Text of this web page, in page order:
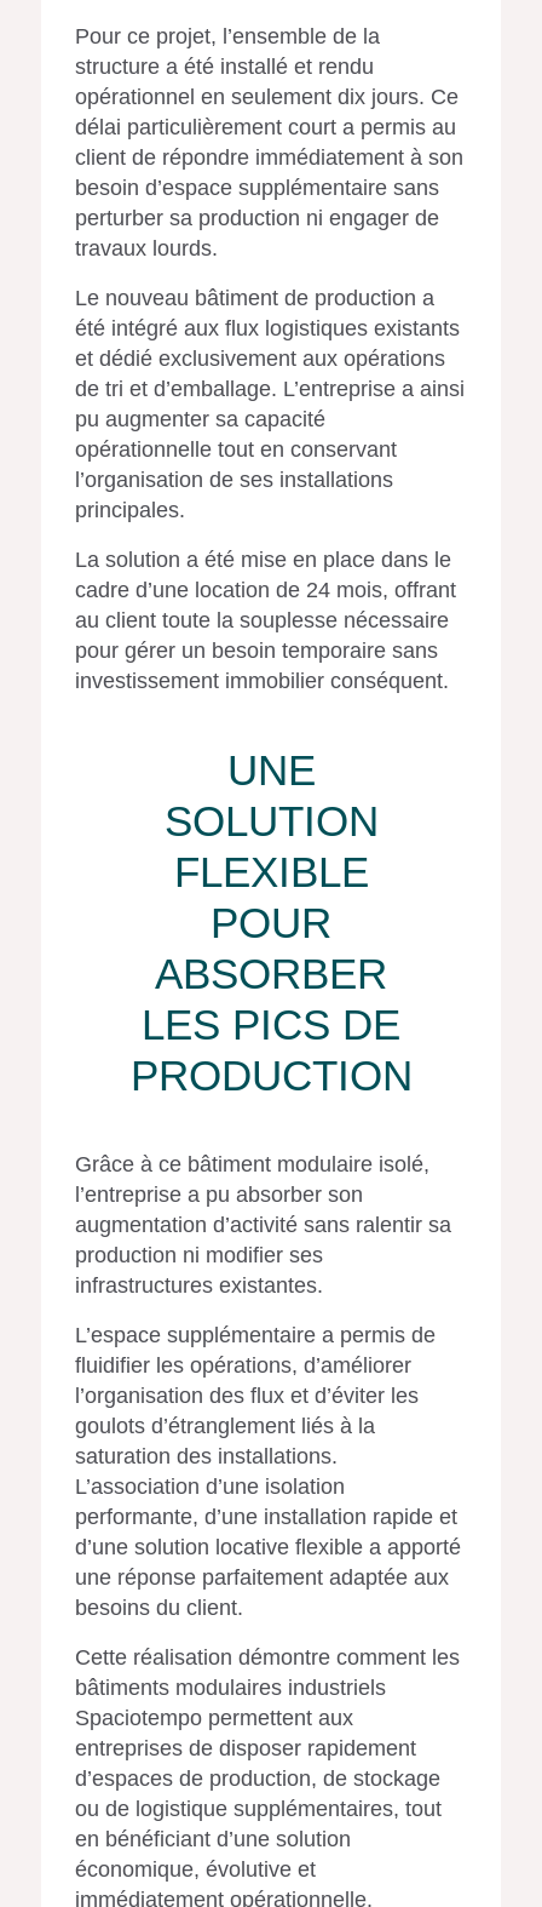
Pour ce projet, l’ensemble de la
structure a été installé et rendu
opérationnel en seulement dix jours. Ce
délai particulièrement court a permis au
client de répondre immédiatement à son
besoin d’espace supplémentaire sans
perturber sa production ni engager de
travaux lourds.
Le nouveau bâtiment de production a
été intégré aux flux logistiques existants
et dédié exclusivement aux opérations
de tri et d’emballage. L’entreprise a ainsi
pu augmenter sa capacité
opérationnelle tout en conservant
l’organisation de ses installations
principales.
La solution a été mise en place dans le
cadre d’une location de 24 mois, offrant
au client toute la souplesse nécessaire
pour gérer un besoin temporaire sans
investissement immobilier conséquent.
UNE
SOLUTION
FLEXIBLE
POUR
ABSORBER
LES PICS DE
PRODUCTION
Grâce à ce bâtiment modulaire isolé,
l’entreprise a pu absorber son
augmentation d’activité sans ralentir sa
production ni modifier ses
infrastructures existantes.
L’espace supplémentaire a permis de
fluidifier les opérations, d’améliorer
l’organisation des flux et d’éviter les
goulots d’étranglement liés à la
saturation des installations.
L’association d’une isolation
performante, d’une installation rapide et
d’une solution locative flexible a apporté
une réponse parfaitement adaptée aux
besoins du client.
Cette réalisation démontre comment les
bâtiments modulaires industriels
Spaciotempo permettent aux
entreprises de disposer rapidement
d’espaces de production, de stockage
ou de logistique supplémentaires, tout
en bénéficiant d’une solution
économique, évolutive et
immédiatement opérationnelle.